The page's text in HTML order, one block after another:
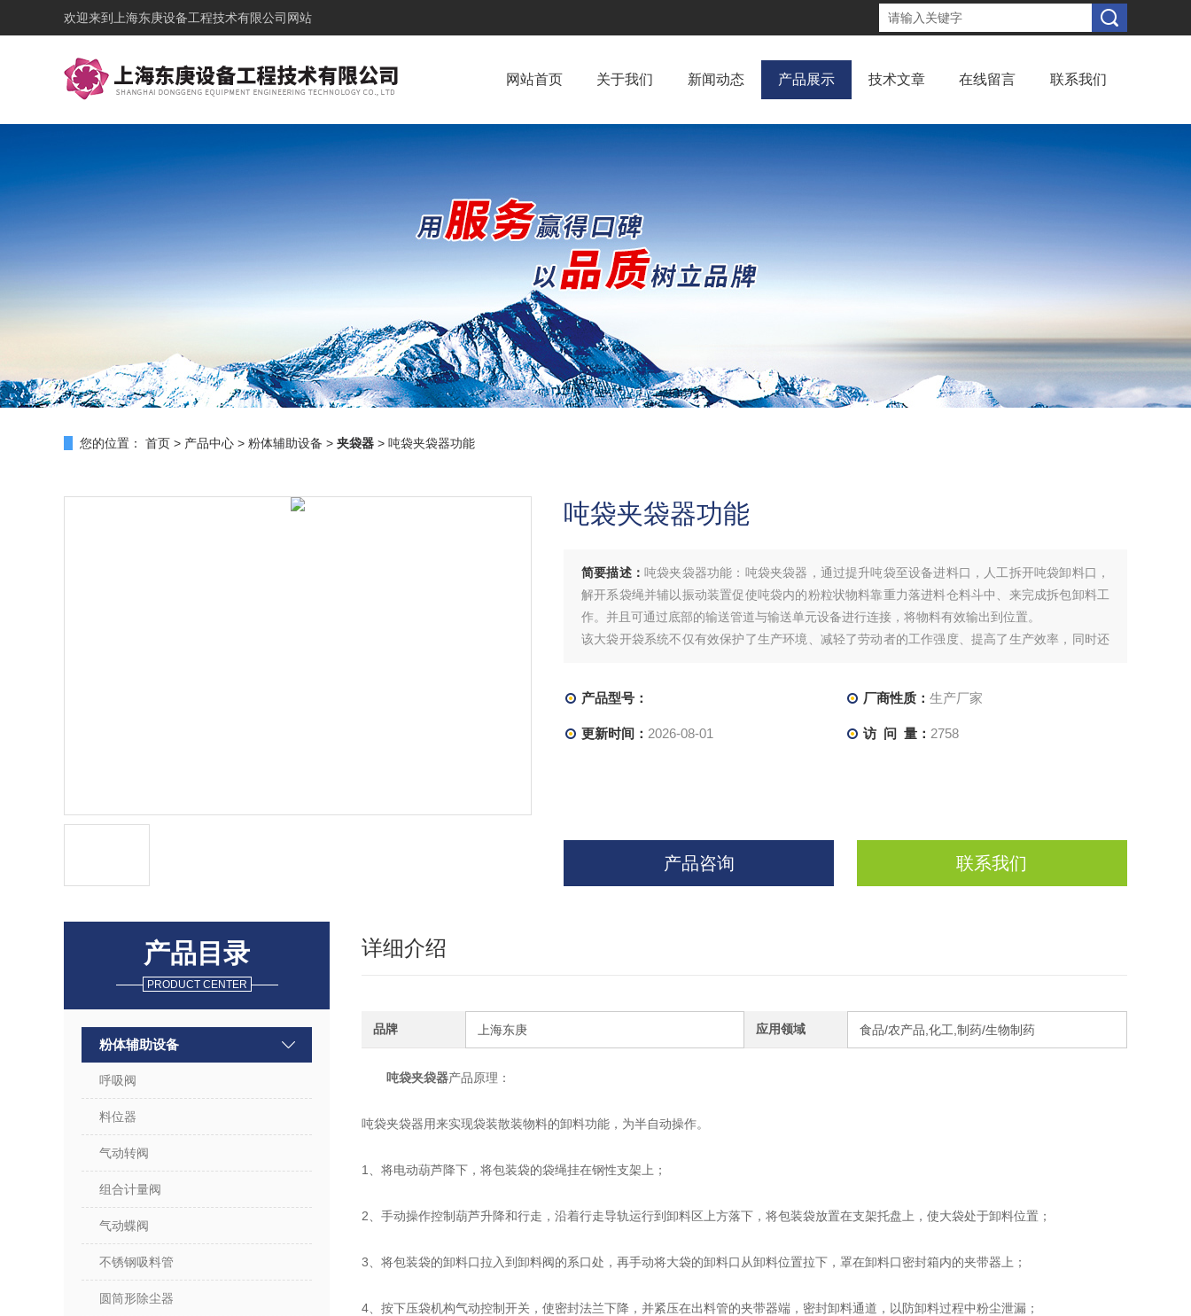
欢迎来到 上海东庚设备工程技术有限公司网站
网站首页 关于我们 新闻动态 产品展示 技术文章 在线留言 联系我们
您的位置： 首页 > 产品中心 > 粉体辅助设备 > 夹袋器 > 吨袋夹袋器功能
吨袋夹袋器功能
简要描述： 吨袋夹袋器功能：吨袋夹袋器，通过提升吨袋至设备进料口，人工拆开吨袋卸料口，
解开系袋绳并辅以振动装置促使吨袋内的粉粒状物料靠重力落进料仓料斗中、来完成拆包卸料工
作。并且可通过底部的输送管道与输送单元设备进行连接，将物料有效输出到位置。
该大袋开袋系统不仅有效保护了生产环境、减轻了劳动者的工作强度、提高了生产效率，同时还
产品型号： 厂商性质： 生产厂家
更新时间： 2026-08-01 访 问 量： 2758
产品咨询 联系我们
详细介绍
品牌 上海东庚 应用领域 食品/农产品,化工,制药/生物制药
吨袋夹袋器产品原理：
吨袋夹袋器用来实现袋装散装物料的卸料功能，为半自动操作。
1、将电动葫芦降下，将包装袋的袋绳挂在钢性支架上；
2、手动操作控制葫芦升降和行走，沿着行走导轨运行到卸料区上方落下，将包装袋放置在支架托盘上，使大袋处于卸料位置；
3、将包装袋的卸料口拉入到卸料阀的系口处，再手动将大袋的卸料口从卸料位置拉下，罩在卸料口密封箱内的夹带器上；
4、按下压袋机构气动控制开关，使密封法兰下降，并紧压在出料管的夹带器端，密封卸料通道，以防卸料过程中粉尘泄漏；
产品目录
PRODUCT CENTER
粉体辅助设备
呼吸阀
料位器
气动转阀
组合计量阀
气动蝶阀
不锈钢吸料管
圆筒形除尘器